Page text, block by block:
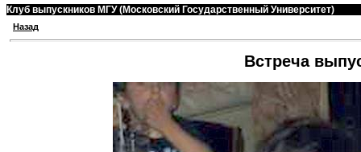
Клуб выпускников МГУ (Московский Государственный Университет)
Назад
Встреча